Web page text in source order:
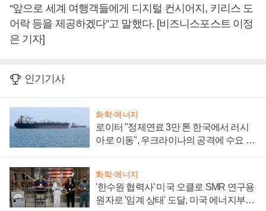
“앞으로 세계 여행객들에게 디지털 컨시어지, 키리스 도
어락 등을 제공하겠다”고 말했다. [비즈니스포스트 이정
은 기자]
인기기사
화학·에너지
로이터 "정제연료 3만 톤 한국에서 러시
아로 이동", 우크라이나의 공격에 수요 늘
화학·에너지
'한수원 협력사' 미국 오클로 SMR 연구용
원자로 '임계 상태' 도달, 미국 에너지부